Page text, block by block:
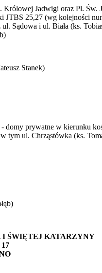
Jadwigi oraz Pl. Św.
25,27 (wg kolejności
Sądowa i ul. Biała (ks.
Stanek)
domy prywatne w kierunku
tym ul. Chrząstówka (ks.
I ŚWIĘTEJ KATARZYNY